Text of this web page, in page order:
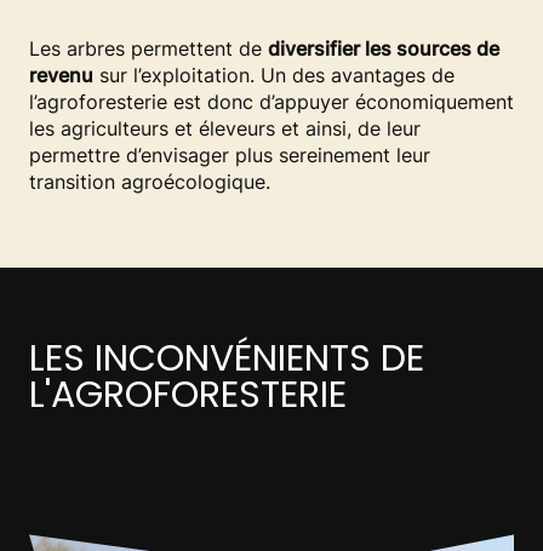
Les arbres permettent de diversifier les sources de
revenu sur l’exploitation. Un des avantages de
l’agroforesterie est donc d’appuyer économiquement
les agriculteurs et éleveurs et ainsi, de leur
permettre d’envisager plus sereinement leur
transition agroécologique.
LES INCONVÉNIENTS DE
L'AGROFORESTERIE